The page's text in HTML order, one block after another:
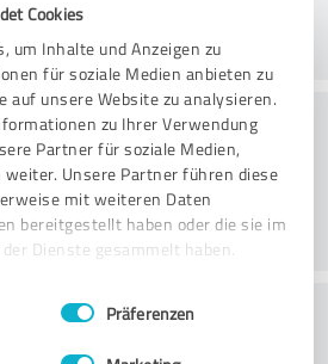
Cookies
um Inhalte und Anzeigen zu
für soziale Medien anbieten zu
auf unsere Website zu analysieren.
zu Ihrer Verwendung
Partner für soziale Medien,
weiter. Unsere Partner führen diese
mit weiteren Daten
bereitgestellt haben oder die sie im
Dienste gesammelt haben.
Präferenzen